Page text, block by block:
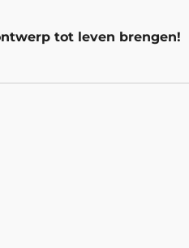
tot leven brengen!